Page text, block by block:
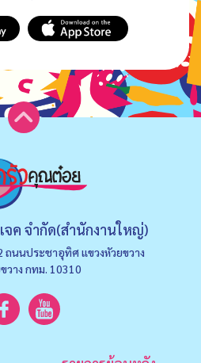
ค จำกัด(สำนักงานใหญ่)
นนประชาอุทิศ แขวงหัวยขวาง
วาง กทม. 10310